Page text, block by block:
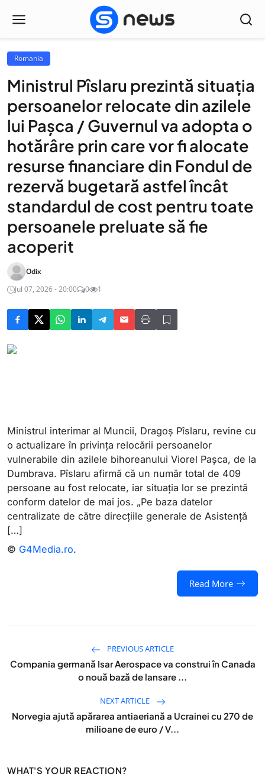
Romania
Ministrul Pîslaru prezintă situația
persoanelor relocate din azilele
lui Pașca / Guvernul va adopta o
hotărâre prin care vor fi alocate
resurse financiare din Fondul de
rezervă bugetară astfel încât
standardul de cost pentru toate
persoanele preluate să fie
acoperit
Odix
Jul 07, 2026 - 20:00
0 1
Ministrul interimar al Muncii, Dragoș Pîslaru, revine cu
o actualizare în privința relocării persoanelor
vulnerabile din azilele bihoreanului Viorel Pașca, de la
Dumbrava. Pîslaru afirmă că un număr total de 409
persoane au fost relocate, iar situația lor se prezintă
conform datelor de mai jos. „Pe baza datelor
centralizate de către direcțiile generale de Asistență
[…]
© G4Media.ro.
Read More
PREVIOUS ARTICLE
Compania germană Isar Aerospace va construi în Canada
o nouă bază de lansare ...
NEXT ARTICLE
Norvegia ajută apărarea antiaeriană a Ucrainei cu 270 de
milioane de euro / V...
WHAT'S YOUR REACTION?